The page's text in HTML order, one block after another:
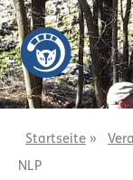
Z
u
m
I
n
Z
u
m
H
a
Startseite »
NLP